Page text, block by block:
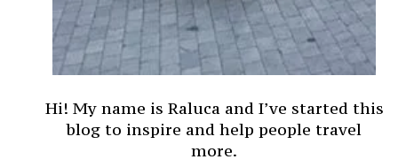
Hi! My name is Raluca and I’ve started this
blog to inspire and help people travel
more.